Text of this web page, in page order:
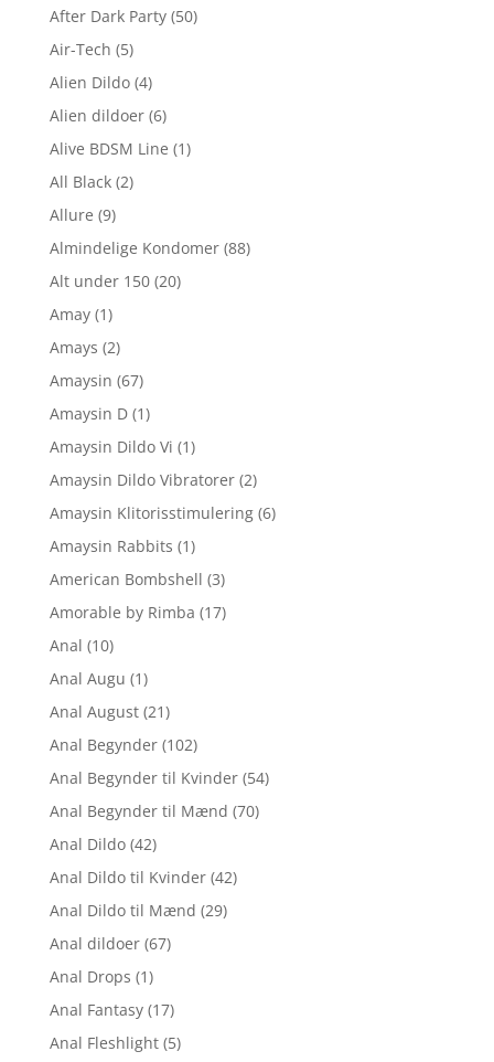
After Dark Party (50)
Air-Tech (5)
Alien Dildo (4)
Alien dildoer (6)
Alive BDSM Line (1)
All Black (2)
Allure (9)
Almindelige Kondomer (88)
Alt under 150 (20)
Amay (1)
Amays (2)
Amaysin (67)
Amaysin D (1)
Amaysin Dildo Vi (1)
Amaysin Dildo Vibratorer (2)
Amaysin Klitorisstimulering (6)
Amaysin Rabbits (1)
American Bombshell (3)
Amorable by Rimba (17)
Anal (10)
Anal Augu (1)
Anal August (21)
Anal Begynder (102)
Anal Begynder til Kvinder (54)
Anal Begynder til Mænd (70)
Anal Dildo (42)
Anal Dildo til Kvinder (42)
Anal Dildo til Mænd (29)
Anal dildoer (67)
Anal Drops (1)
Anal Fantasy (17)
Anal Fleshlight (5)